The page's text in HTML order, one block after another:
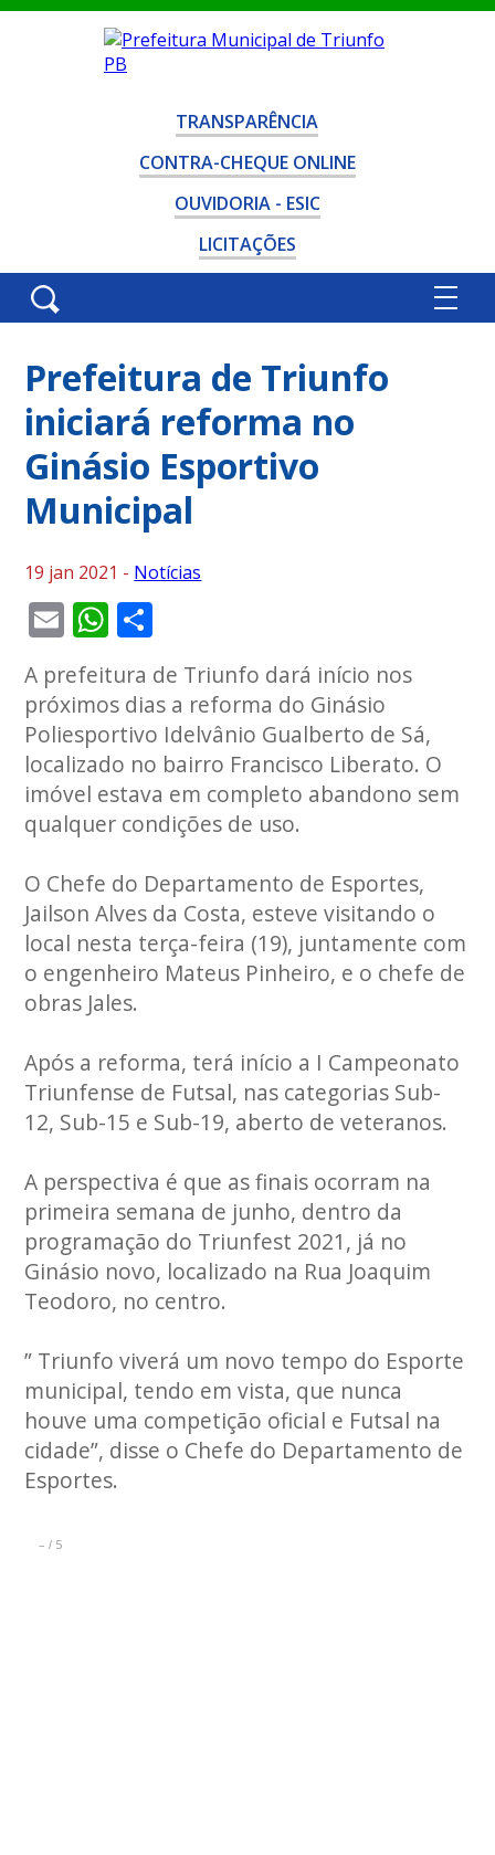
TRANSPARÊNCIA
CONTRA-CHEQUE ONLINE
OUVIDORIA - ESIC
LICITAÇÕES
Prefeitura de Triunfo
iniciará reforma no
Ginásio Esportivo
Municipal
19 jan 2021 - Notícias
EmailWhatsApp
A prefeitura de Triunfo dará início nos
próximos dias a reforma do Ginásio
Poliesportivo Idelvânio Gualberto de Sá,
localizado no bairro Francisco Liberato. O
imóvel estava em completo abandono sem
qualquer condições de uso.
O Chefe do Departamento de Esportes,
Jailson Alves da Costa, esteve visitando o
local nesta terça-feira (19), juntamente com
o engenheiro Mateus Pinheiro, e o chefe de
obras Jales.
Após a reforma, terá início a I Campeonato
Triunfense de Futsal, nas categorias Sub-
12, Sub-15 e Sub-19, aberto de veteranos.
A perspectiva é que as finais ocorram na
primeira semana de junho, dentro da
programação do Triunfest 2021, já no
Ginásio novo, localizado na Rua Joaquim
Teodoro, no centro.
” Triunfo viverá um novo tempo do Esporte
municipal, tendo em vista, que nunca
houve uma competição oficial e Futsal na
cidade”, disse o Chefe do Departamento de
Esportes.
– / 5